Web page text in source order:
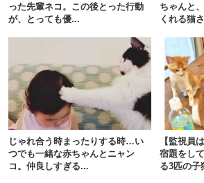
った先輩ネコ。この後とった行動
が、とっても優...
ちゃんと
くれる猫
じゃれ合う時まったりする時…い
つでも一緒な赤ちゃんとニャン
コ。仲良しすぎる...
【監視員
宿題をし
る3匹の子
アプリで開く